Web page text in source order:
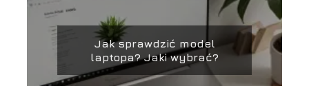
Jak sprawdzić model
laptopa? Jaki wybrać?